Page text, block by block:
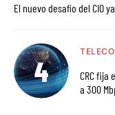
El nuevo desafío del CIO
CRC fija
a 300